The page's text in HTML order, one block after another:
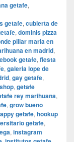
getafe,
getafe, cubierta de
, dominis pizza
pillar maria en
en madrid,
getafe, fiesta
, galeria lope de
, gay getafe,
, getafe
rey marihuana,
, grow bueno
getafe, hookup
getafe,
, instagram